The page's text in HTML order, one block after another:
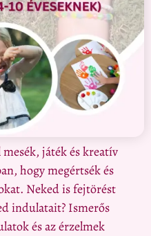
játék és kreatív
hogy megértsék és
Neked is fejtörést
indulatait? Ismerős
és az érzelmek